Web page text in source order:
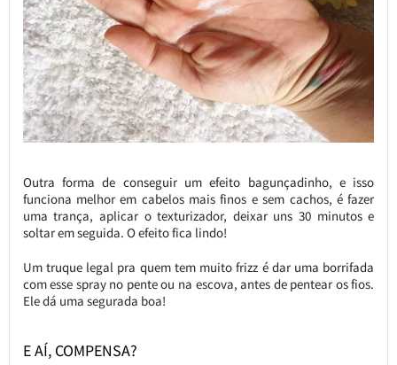
Outra forma de conseguir um efeito bagunçadinho, e isso
funciona melhor em cabelos mais finos e sem cachos, é fazer
uma trança, aplicar o texturizador, deixar uns 30 minutos e
soltar em seguida. O efeito fica lindo!
Um truque legal pra quem tem muito frizz é dar uma borrifada
com esse spray no pente ou na escova, antes de pentear os fios.
Ele dá uma segurada boa!
E AÍ, COMPENSA?